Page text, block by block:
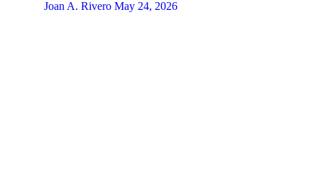
Joan A. Rivero May 24, 2026